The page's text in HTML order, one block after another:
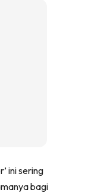
ini sering
bagi